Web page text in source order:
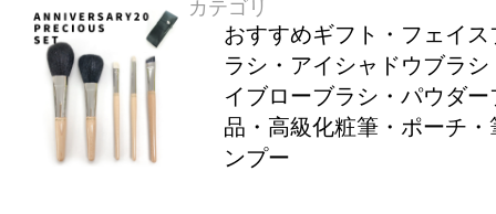
カテゴリ
おすすめギフト・フェイ
ラシ・アイシャドウブラ
イブローブラシ・パウダ
品・高級化粧筆・ポーチ
ンプー